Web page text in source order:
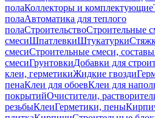
полаКоллекторы и комплектующие
полаАвтоматика для теплого
полаСтроительствоСтроительные
смесиШпатлевкиШтукатурки
смесиСтроительные смеси, составы
смесиГрунтовкиДобавки для
клеи, герметикиЖидкие гвозди
пенаКлеи для обоевКлеи для
покрытийОчистители,
резьбыКлеиГерметики, пены